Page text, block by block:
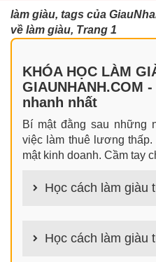
làm giàu, tags của
về làm giàu, Trang 1
KHÓA HỌC LÀM
GIAUNHANH.COM
nhanh nhất
Bí mật đằng sau những
việc làm thuê lương
mật kinh doanh. Cầm tay
Học cách làm giàu
nhưng hiệu quả bất ngờ.
cả khi không có gì trong tay.
Học cách làm giàu